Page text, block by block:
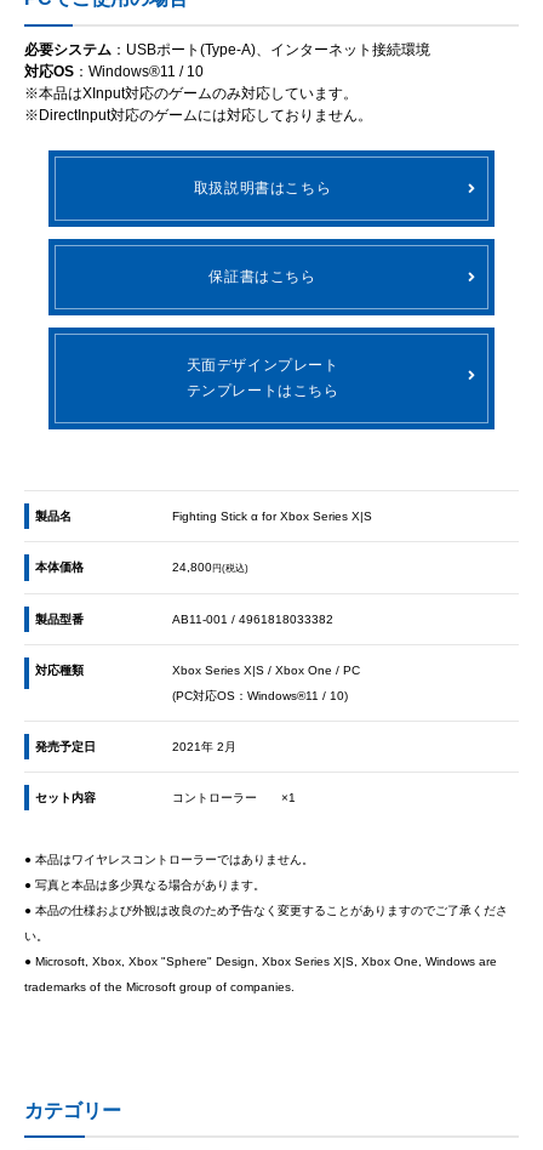
必要システム ：USBポート(Type-A)、インターネット接続環境
対応OS ：Windows®11 / 10
※本品はXInput対応のゲームのみ対応しています。
※DirectInput対応のゲームには対応しておりません。
取扱説明書はこちら
保証書はこちら
天面デザインプレート
テンプレートはこちら
製品名 Fighting Stick α for Xbox Series X|S
本体価格 24,800円(税込)
製品型番 AB11-001 / 4961818033382
対応種類
Xbox Series X|S / Xbox One / PC
(PC対応OS：Windows®11 / 10)
発売予定日 2021年 2月
セット内容 コントローラー ×1
● 本品はワイヤレスコントローラーではありません。
● 写真と本品は多少異なる場合があります。
● 本品の仕様および外観は改良のため予告なく変更することがありますのでご了承くださ
い。
● Microsoft, Xbox, Xbox "Sphere" Design, Xbox Series X|S, Xbox One, Windows are
trademarks of the Microsoft group of companies.
カテゴリー